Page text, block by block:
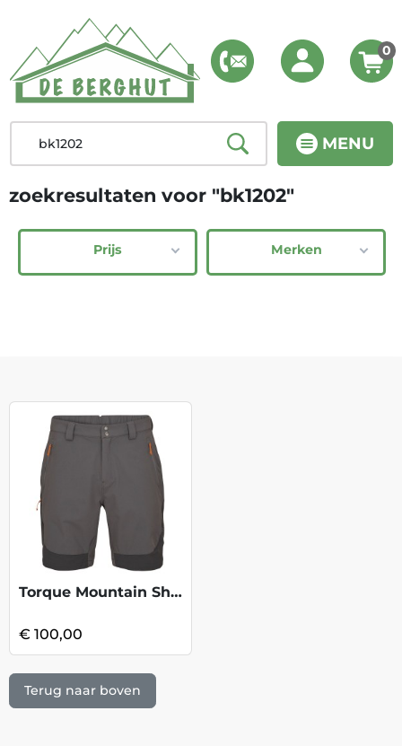
MENU
0
zoekresultaten voor "bk1202"
Prijs Merken
Torque Mountain Shorts 8 - Graphene
€ 100,00
Terug naar boven